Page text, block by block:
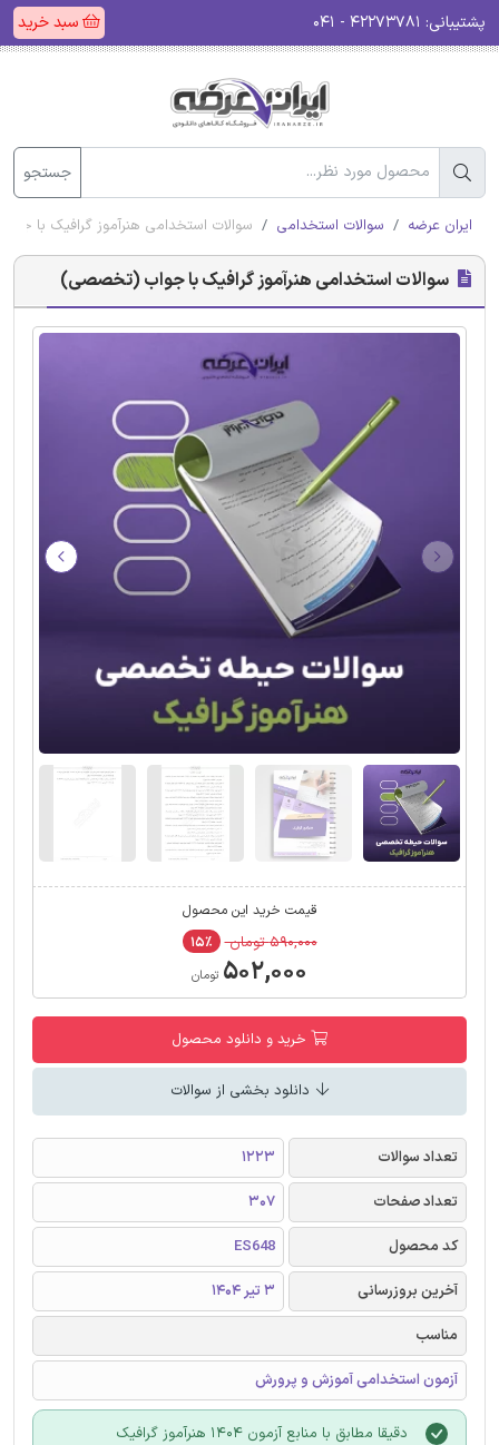
پشتیبانی: سبد خرید
جستجو
ایران عرضه سوالات استخدامی سوالات استخدامی هنرآموز گرافیک با
سوالات استخدامی هنرآموز گرافیک با جواب (تخصصی)
قیمت خرید این محصول
۵۹۰,۰۰۰ تومان ۱۵٪
۵۰۲,۰۰۰ تومان
خرید و دانلود محصول
دانلود بخشی از سوالات
تعداد سوالات
1223
تعداد صفحات
307
کد محصول
ES648
آخرین بروزرسانی
3 تیر 1404
مناسب
آزمون استخدامی آموزش و پرورش
دقیقا مطابق با منابع آزمون 1404 هنرآموز گرافیک